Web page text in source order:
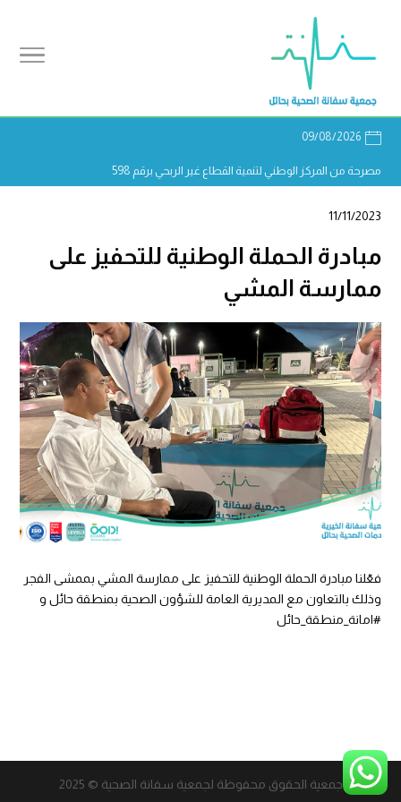
09/08/2026
مصرحة من المركز الوطني لتنمية القطاع غير الربحي برقم 598
11/11/2023
مبادرة الحملة الوطنية للتحفيز على
ممارسة المشي
فعّلنا مبادرة الحملة الوطنية للتحفيز على ممارسة المشي بممشى الفجر
وذلك بالتعاون مع المديرية العامة للشؤون الصحية بمنطقة حائل و
#امانة_منطقة_حائل
جمعية الحقوق محفوظة لجمعية سفانة الصحية © 2025